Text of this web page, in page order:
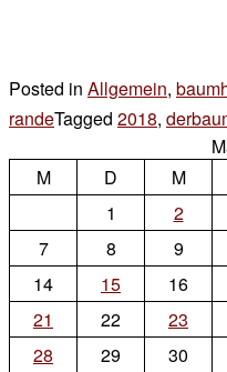
Posted in Allgemein,
randeTagged 2018,
M
D M
1
2
7
8 9
14
15 16
21
22 23
28
29 30